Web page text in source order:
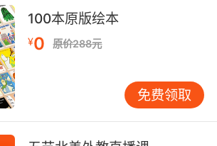
发展的相关研究表明，幼儿期的
图像学习能力。
孩子做视觉识读能力的训练，除
得更加灵敏外，还能巩固孩子出
力，令他们更容易从周围的环境
100本原版绘本
¥0 原价288元
免费领取